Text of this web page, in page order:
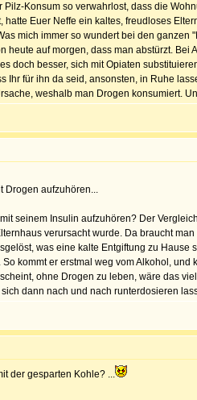
Konsum so verwahrlost, dass die
Euer Neffe ein kaltes, freudloses
mich immer so wundert bei den
heute auf morgen, dass man abstürzt.
doch besser, sich mit Opiaten
Ihr für ihn da seid, ansonsten, in Ruhe
weshalb man Drogen konsumiert.
Drogen aufzuhören...
seinem Insulin aufzuhören? Der
verursacht wurde. Da braucht
was eine kalte Entgiftung zu Hause
kommt er erstmal weg vom Alkohol,
ohne Drogen zu leben, wäre das
dann nach und nach runterdosieren
der gesparten Kohle? ...